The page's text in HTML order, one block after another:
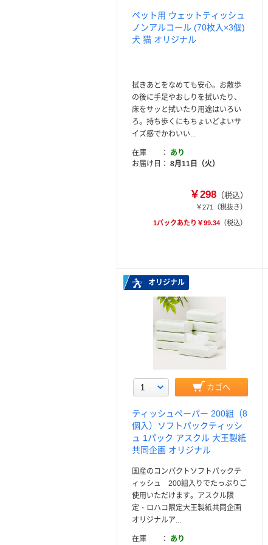
ペット用 ウェットティッシュ
ノンアルコール (70枚入×3個)
犬 猫 オリジナル
拭きあとをなめても安心。お散歩
の後に手足やおしりを拭いたり、
床をサッと拭いたり用途はいろい
ろ。持ち歩くにもちょいどよいサ
イズ感でかわいい...
在庫
あり
お届け日
8月11日（火）
￥298（税込）
￥271 （税抜き）
1パックあたり￥99.34（税込）
オリジナル
カゴへ
ティッシュペーパー 200組（8
個入）ソフトパックティッシ
ュ 1パック アスクル 大王製紙
共同企画 オリジナル
国産のコンパクトソフトパックテ
ィッシュ 200組入りでたっぷりご
使用いただけます。アスクル限
定・ロハコ限定大王製紙共同企画
オリジナルア...
在庫
あり